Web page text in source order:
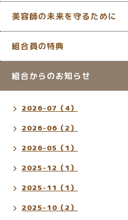
美容師の未来を守るために
組合員の特典
組合からのお知らせ
2026-07（4）
2026-06（2）
2026-05（1）
2025-12（1）
2025-11（1）
2025-10（2）